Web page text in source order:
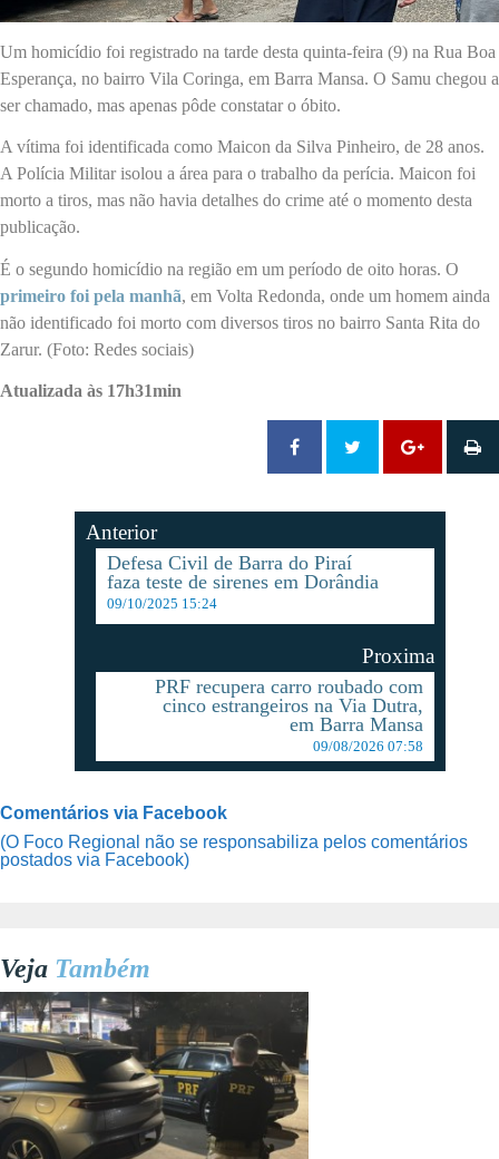
Um homicídio foi registrado na tarde desta quinta-feira (9) na Rua Boa
Esperança, no bairro Vila Coringa, em Barra Mansa. O Samu chegou a
ser chamado, mas apenas pôde constatar o óbito.
A vítima foi identificada como Maicon da Silva Pinheiro, de 28 anos.
A Polícia Militar isolou a área para o trabalho da perícia. Maicon foi
morto a tiros, mas não havia detalhes do crime até o momento desta
publicação.
É o segundo homicídio na região em um período de oito horas. O
primeiro foi pela manhã, em Volta Redonda, onde um homem ainda
não identificado foi morto com diversos tiros no bairro Santa Rita do
Zarur. (Foto: Redes sociais)
Atualizada às 17h31min
Anterior
Defesa Civil de Barra do Piraí
faza teste de sirenes em Dorândia
09/10/2025 15:24
Proxima
PRF recupera carro roubado com
cinco estrangeiros na Via Dutra,
em Barra Mansa
09/08/2026 07:58
Comentários via Facebook
(O Foco Regional não se responsabiliza pelos comentários
postados via Facebook)
Veja Também